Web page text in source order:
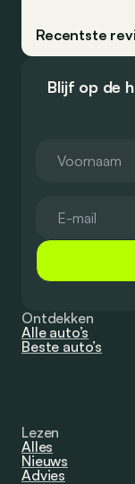
Recentste
Blijf op de
Ontdekken
Alle auto’s
Beste auto’s
Lezen
Alles
Nieuws
Advies